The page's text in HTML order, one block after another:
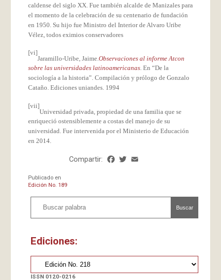
caldense del siglo XX. Fue también alcalde de Manizales para
el momento de la celebración de su centenario de fundación
en 1950. Su hijo fue Ministro del Interior de Alvaro Uribe
Vélez, todos eximios conservadores
[vi]
Jaramillo-Uribe, Jaime. Observaciones al informe Atcon
sobre las universidades latinoamericanas. En “De la
sociología a la historia”. Compilación y prólogo de Gonzalo
Cataño. Ediciones uniandes. 1994
[vii]
Universidad privada, propiedad de una familia que se
enriqueció ostensiblemente a costas del manejo de su
universidad. Fue intervenida por el Ministerio de Educación
en 2014.
Compartir: Facebook
Twitter
Publicado en
Edición No. 189
Buscar
Ediciones:
ISSN 0120-0216